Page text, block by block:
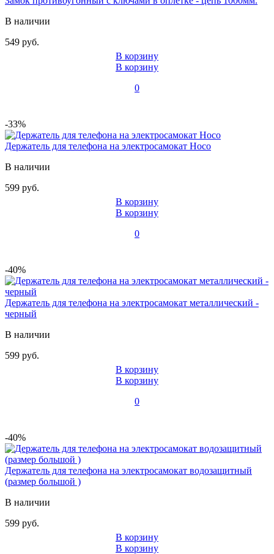
В наличии
549 руб.
В корзину
В корзину
0
-33%
Держатель для телефона на электросамокат Hoco
В наличии
599 руб.
В корзину
В корзину
0
-40%
Держатель для телефона на электросамокат металлический -
черный
В наличии
599 руб.
В корзину
В корзину
0
-40%
Держатель для телефона на электросамокат водозащитный
(размер большой )
В наличии
599 руб.
В корзину
В корзину